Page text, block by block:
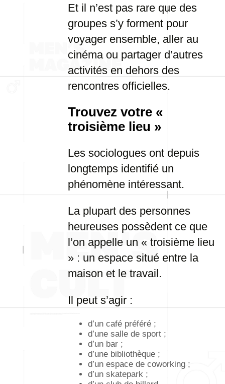
Et il n’est pas rare que des
groupes s’y forment pour
voyager ensemble, aller au
cinéma ou partager d’autres
activités en dehors des
rencontres officielles.
Trouvez votre «
troisième lieu »
Les sociologues ont depuis
longtemps identifié un
phénomène intéressant.
La plupart des personnes
heureuses possèdent ce que
l’on appelle un « troisième lieu
» : un espace situé entre la
maison et le travail.
Il peut s’agir :
d’un café préféré ;
d’une salle de sport ;
d’un bar ;
d’une bibliothèque ;
d’un espace de coworking ;
d’un skatepark ;